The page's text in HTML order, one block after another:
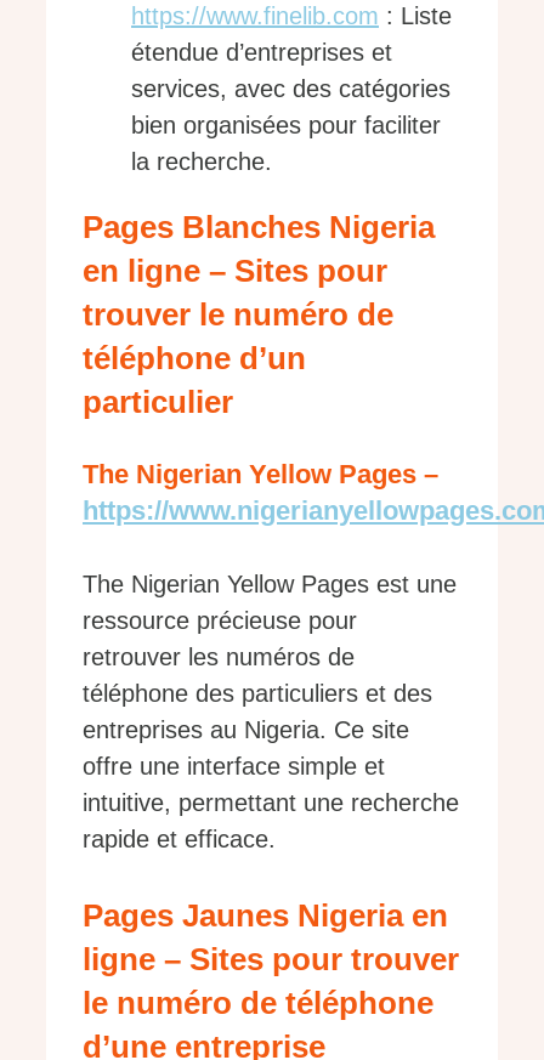
https://www.finelib.com : Liste
étendue d’entreprises et
services, avec des catégories
bien organisées pour faciliter
la recherche.
Pages Blanches Nigeria
en ligne – Sites pour
trouver le numéro de
téléphone d’un
particulier
The Nigerian Yellow Pages –
https://
The Nigerian Yellow Pages est une
ressource précieuse pour
retrouver les numéros de
téléphone des particuliers et des
entreprises au Nigeria. Ce site
offre une interface simple et
intuitive, permettant une recherche
rapide et efficace.
Pages Jaunes Nigeria en
ligne – Sites pour trouver
le numéro de téléphone
d’une entreprise